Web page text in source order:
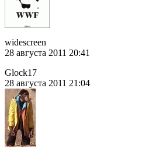
widescreen
28 августа 2011 20:41
Glock17
28 августа 2011 21:04